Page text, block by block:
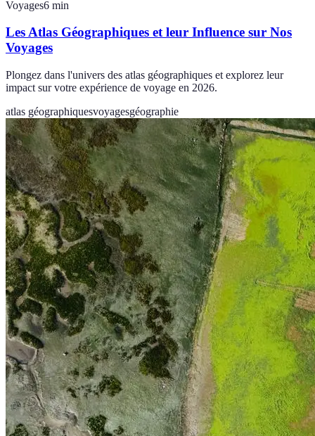
Voyages6 min
Les Atlas Géographiques et leur Influence sur Nos
Voyages
Plongez dans l'univers des atlas géographiques et explorez leur
impact sur votre expérience de voyage en 2026.
atlas géographiquesvoyagesgéographie